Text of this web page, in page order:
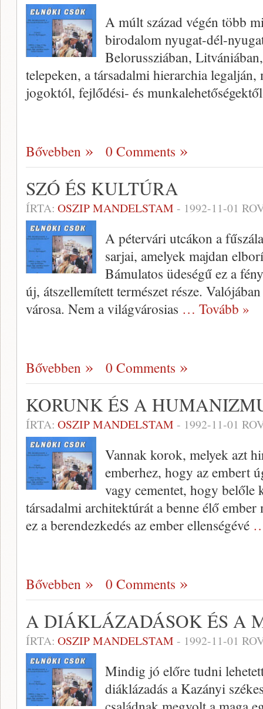
A múlt század végén több
birodalom nyugat-dél-
Belorussziában,
telepeken, a társadalmi hierarchia
jogoktól, fejlődési- és
Bővebben 0 Comments
SZÓ ÉS KULTÚRA
ÍRTA: OSZIP MANDELSTAM - 1992-11-01
A pétervári utcákon a
sarjai, amelyek majdan
Bámulatos üdeségű ez a
új, átszellemített természet része.
városa. Nem a világvárosias … Tovább »
Bővebben 0 Comments
KORUNK ÉS A
ÍRTA: OSZIP MANDELSTAM - 1992-11-01
Vannak korok, melyek azt
emberhez, hogy az embert
vagy cementet, hogy belőle
társadalmi architektúrát a benne élő
ez a berendezkedés az ember ellenségévé
Bővebben 0 Comments
A DIÁKLÁZADÁSOK ÉS A
ÍRTA: OSZIP MANDELSTAM - 1992-11-01
Mindig jó előre tudni
diáklázadás a Kazányi